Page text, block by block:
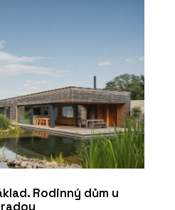
Rodinný dům u